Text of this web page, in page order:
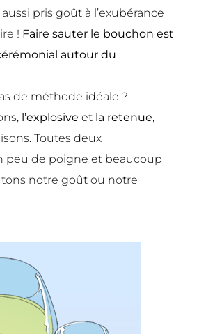
pris goût à l’exubérance
! Faire sauter le bouchon est
autour du
de méthode idéale ?
l’explosive et la retenue,
Toutes deux
peu de poigne et beaucoup
notre goût ou notre